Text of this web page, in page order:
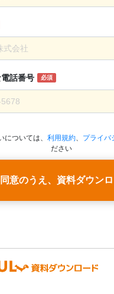
電話番号 必須
については、 利用規約、 プライバ
ださい
同意のうえ、資料ダウン